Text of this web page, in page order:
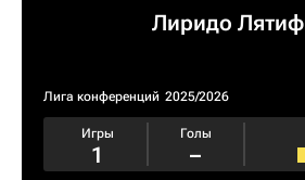
Лиридо
Лига конференций 2025/2026
Игры
1
Голы
–